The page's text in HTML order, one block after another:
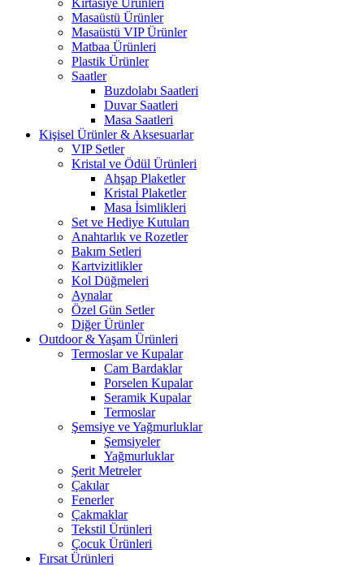
Masaüstü Ürünler
Masaüstü VIP Ürünler
Matbaa Ürünleri
Plastik Ürünler
Saatler
Buzdolabı Saatleri
Duvar Saatleri
Masa Saatleri
Kişisel Ürünler & Aksesuarlar
VIP Setler
Kristal ve Ödül Ürünleri
Ahşap Plaketler
Kristal Plaketler
Masa İsimlikleri
Set ve Hediye Kutuları
Anahtarlık ve Rozetler
Bakım Setleri
Kartvizitlikler
Kol Düğmeleri
Aynalar
Özel Gün Setler
Diğer Ürünler
Outdoor & Yaşam Ürünleri
Termoslar ve Kupalar
Cam Bardaklar
Porselen Kupalar
Seramik Kupalar
Termoslar
Şemsiye ve Yağmurluklar
Şemsiyeler
Yağmurluklar
Şerit Metreler
Çakılar
Fenerler
Çakmaklar
Tekstil Ürünleri
Çocuk Ürünleri
Fırsat Ürünleri